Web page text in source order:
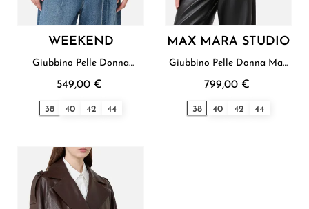
WEEKEND
Giubbino Pelle Donna
549,00 €
38 40 42 44
MAX MARA STUDIO
Giubbino Pelle Donna Max
799,00 €
38 40 42 44